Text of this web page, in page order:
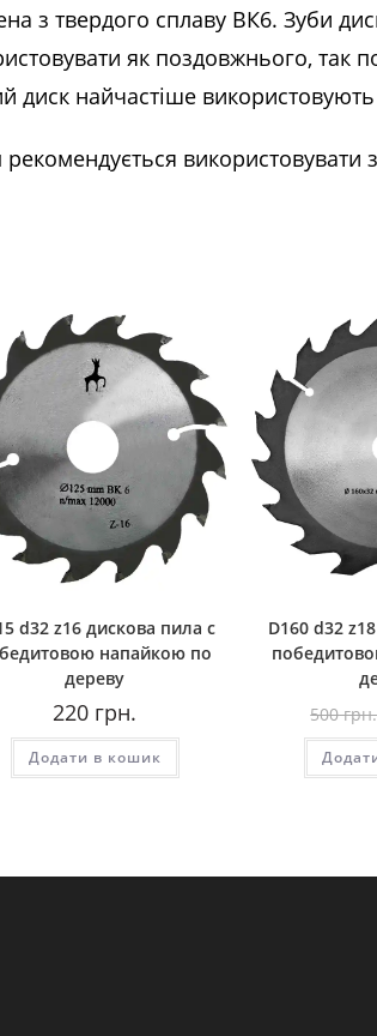
з твердого сплаву ВК6. Зуби
як поздовжнього, так
диск найчастіше
d32 z16 дискова пила с
напайкою по
дереву
220 грн.
Додати в кошик
D160 d32
500грн.